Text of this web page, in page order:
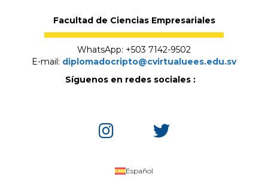
Facultad de Ciencias Empresariales
WhatsApp: +503 7142-9502
E-mail: diplomadocripto@cvirtualuees.edu.sv
Síguenos en redes sociales :
Español